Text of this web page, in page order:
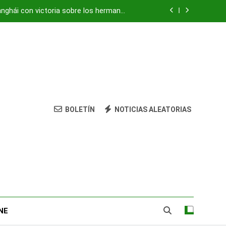
con victoria sobre los hermanos
«centro de mando» de Hezbolá
con victoria sobre los hermanos
Tsitsipas
vivienda: su nieta está herida y grave
«centro de mando» de Hezbolá
BOLETÍN NOTICIAS ALEATORIAS